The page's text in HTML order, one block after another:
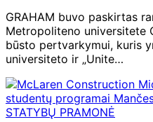
GRAHAM buvo paskirtas
Metropoliteno universitete
būsto pertvarkymui, kuris
universiteto ir „Unite…
STATYBŲ PRAMONĖ